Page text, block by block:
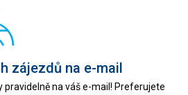
zájezdů na e-mail
pravidelně na váš e-mail! Preferujete